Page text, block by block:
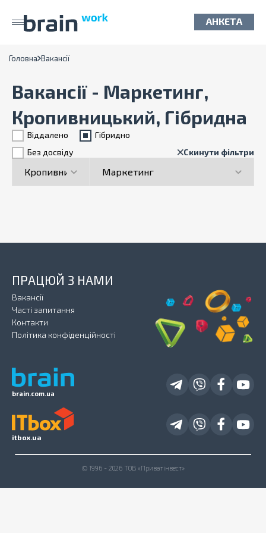
АНКЕТА
Головна Вакансії
Вакансії - Маркетинг,
Кропивницький, Гібридна
Віддалено
Гiбридно
Без досвіду
Скинути фільтри
brain.com.ua
ПРАЦЮЙ З НАМИ
Вакансії
Часті запитання
Контакти
Політика конфіденційності
itbox.ua
© 1996 - 2026 ТОВ «Приватінвест»